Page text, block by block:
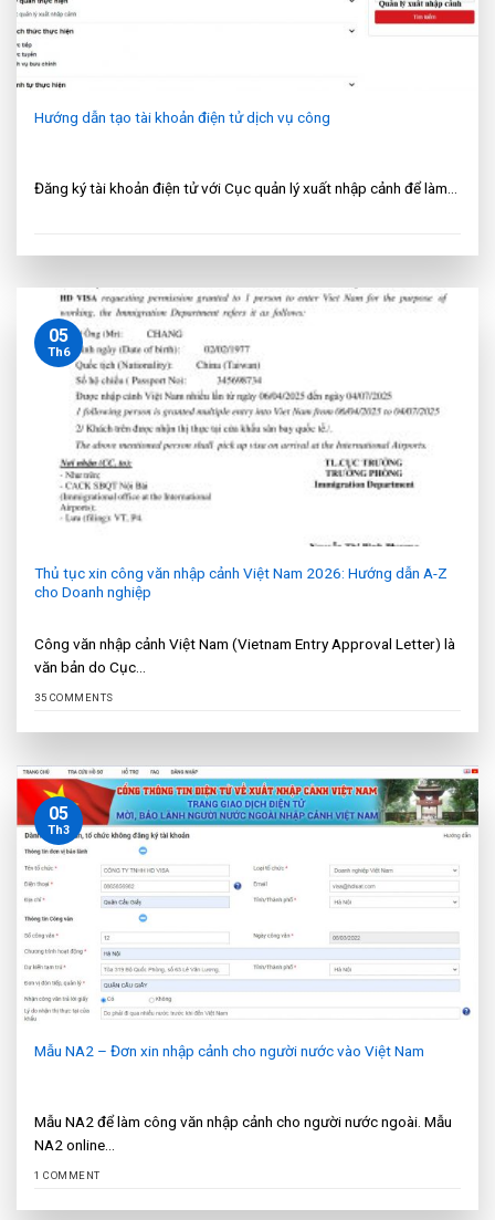
Hướng dẫn tạo tài khoản điện tử dịch vụ công
Đăng ký tài khoản điện tử với Cục quản lý xuất nhập cảnh để làm...
Thủ tục xin công văn nhập cảnh Việt Nam 2026: Hướng dẫn A-Z
cho Doanh nghiệp
Công văn nhập cảnh Việt Nam (Vietnam Entry Approval Letter) là
văn bản do Cục...
35 COMMENTS
05
Th6
Mẫu NA2 – Đơn xin nhập cảnh cho người nước vào Việt Nam
Mẫu NA2 để làm công văn nhập cảnh cho người nước ngoài. Mẫu
NA2 online...
1 COMMENT
05
Th3